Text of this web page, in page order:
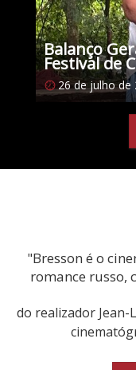
Balanço
Festival de
26 de julho de
"Bresson é o
romance russo,
do realizador